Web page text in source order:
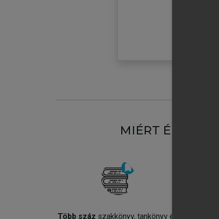
MIÉRT
Több száz szakkönyv, tankönyv és